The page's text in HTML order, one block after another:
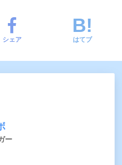
シェア はてブ
ー